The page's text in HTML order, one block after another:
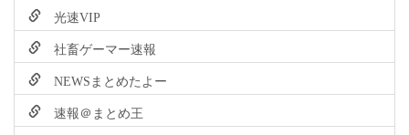
光速VIP
社畜ゲーマー速報
NEWSまとめたよー
速報＠まとめ王